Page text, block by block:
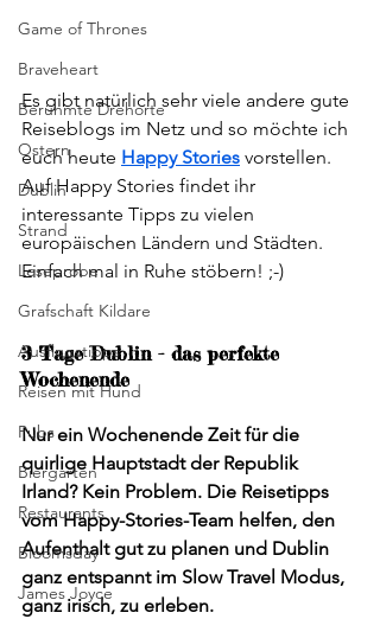
Game of Thrones
Braveheart
Berühmte Drehorte
Ostern
Dublin
Strand
Leseprobe
Grafschaft Kildare
Ausflugstipps
Reisen mit Hund
Pubs
Biergarten
Restaurants
Bloomsday
James Joyce
Es gibt natürlich sehr viele andere gute
Reiseblogs im Netz und so möchte ich
euch heute Happy Stories vorstellen.
Auf Happy Stories findet ihr
interessante Tipps zu vielen
europäischen Ländern und Städten.
Einfach mal in Ruhe stöbern! ;-)
3 Tage Dublin - das perfekte
Wochenende
Nur ein Wochenende Zeit für die
quirlige Hauptstadt der Republik
Irland? Kein Problem. Die Reisetipps
vom Happy-Stories-Team helfen, den
Aufenthalt gut zu planen und Dublin
ganz entspannt im Slow Travel Modus,
ganz irisch, zu erleben.